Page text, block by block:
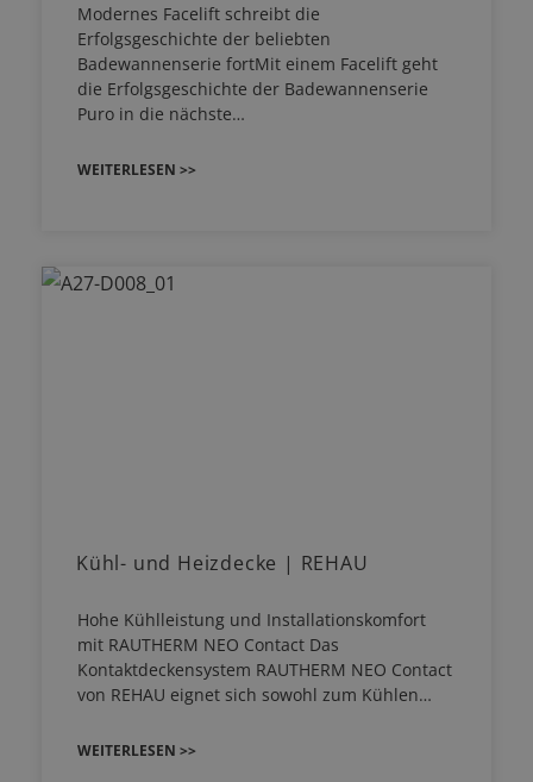
Modernes Facelift schreibt die
Erfolgsgeschichte der beliebten
Badewannenserie fortMit einem Facelift geht
die Erfolgsgeschichte der Badewannenserie
Puro in die nächste…
WEITERLESEN >>
Kühl- und Heizdecke | REHAU
Hohe Kühlleistung und Installationskomfort
mit RAUTHERM NEO Contact Das
Kontaktdeckensystem RAUTHERM NEO Contact
von REHAU eignet sich sowohl zum Kühlen…
WEITERLESEN >>